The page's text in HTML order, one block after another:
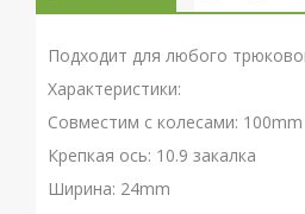
Подходит для любого
Характеристики:
Совместим с колесами:
Крепкая ось: 10.9 закалка
Ширина: 24mm